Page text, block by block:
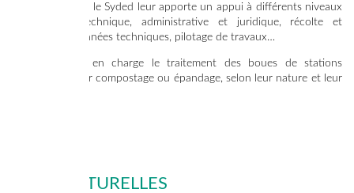
leurs demandes, le Syded leur apporte un appui à différents niveaux
: assistance technique, administrative et juridique, récolte et
diffusion de données techniques, pilotage de travaux…
Il prend aussi en charge le traitement des boues de stations
d’épuration : par compostage ou épandage, selon leur nature et leur
EAUX NATURELLES